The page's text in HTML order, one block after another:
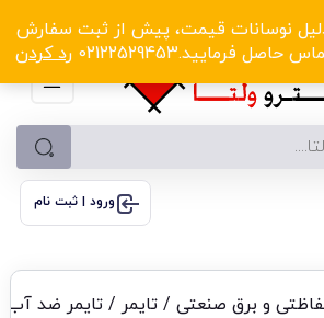
نوسانات قیمت، پیش از ثبت سفارش
فرمایید.02122529453
رد کردن
با تخفیف‌های شگفت‌انگیز! کلیک کنید
ورود | ثبت نام
و برق صنعتی/ تایمر / تایمر ضد آب